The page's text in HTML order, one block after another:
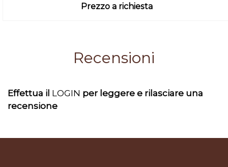
Prezzo a richiesta
Recensioni
Effettua il LOGIN per leggere e rilasciare una
recensione